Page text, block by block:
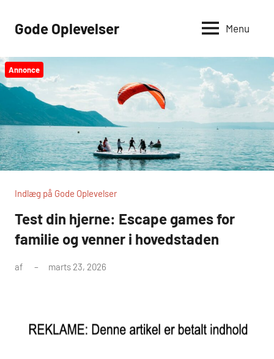
Gode Oplevelser Menu
Annonce
Indlæg på Gode Oplevelser
Test din hjerne: Escape games for
familie og venner i hovedstaden
af marts 23, 2026